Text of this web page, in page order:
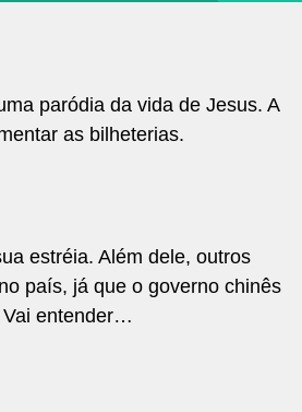
paródia da vida de Jesus. A
as bilheterias.
estréia. Além dele, outros
país, já que o governo chinês
Vai entender…